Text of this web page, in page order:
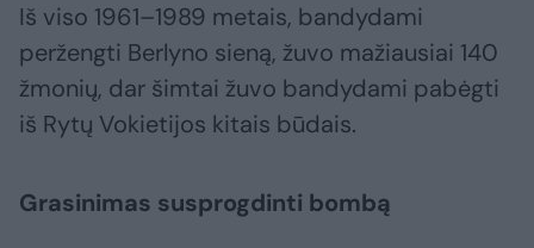
Iš viso 1961–1989 metais, bandydami
peržengti Berlyno sieną, žuvo mažiausiai 140
žmonių, dar šimtai žuvo bandydami pabėgti
iš Rytų Vokietijos kitais būdais.
Grasinimas susprogdinti bombą